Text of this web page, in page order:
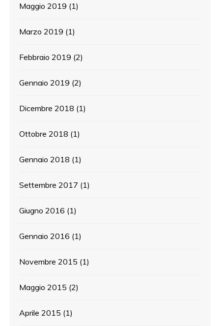
Maggio 2019 (1)
Marzo 2019 (1)
Febbraio 2019 (2)
Gennaio 2019 (2)
Dicembre 2018 (1)
Ottobre 2018 (1)
Gennaio 2018 (1)
Settembre 2017 (1)
Giugno 2016 (1)
Gennaio 2016 (1)
Novembre 2015 (1)
Maggio 2015 (2)
Aprile 2015 (1)